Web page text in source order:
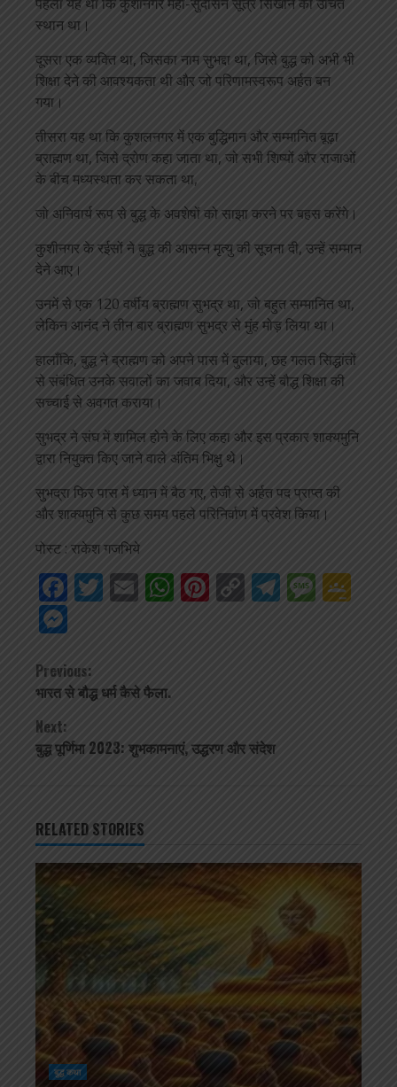
स्थान था।
दूसरा एक व्यक्ति था, जिसका नाम सुभद्दा था, जिसे बुद्ध को अभी भी
शिक्षा देने की आवश्यकता थी और जो परिणामस्वरूप अर्हत बन
गया।
तीसरा यह था कि कुशलनगर में एक बुद्धिमान और सम्मानित बूढ़ा
ब्राह्मण था, जिसे द्रोण कहा जाता था, जो सभी शिष्यों और राजाओं
के बीच मध्यस्थता कर सकता था,
जो अनिवार्य रूप से बुद्ध के अवशेषों को साझा करने पर बहस करेंगे।
कुशीनगर के रईसों ने बुद्ध की आसन्न मृत्यु की सूचना दी, उन्हें सम्मान
देने आए।
उनमें से एक 120 वर्षीय ब्राह्मण सुभद्र था, जो बहुत सम्मानित था,
लेकिन आनंद ने तीन बार ब्राह्मण सुभद्र से मुंह मोड़ लिया था।
हालाँकि, बुद्ध ने ब्राह्मण को अपने पास में बुलाया, छह गलत सिद्धांतों
से संबंधित उनके सवालों का जवाब दिया, और उन्हें बौद्ध शिक्षा की
सच्चाई से अवगत कराया।
सुभद्र ने संघ में शामिल होने के लिए कहा और इस प्रकार शाक्यमुनि
द्वारा नियुक्त किए जाने वाले अंतिम भिक्षु थे।
सुभद्रा फिर पास में ध्यान में बैठ गए, तेजी से अर्हत पद प्राप्त की
और शाक्यमुनि से कुछ समय पहले परिनिर्वाण में प्रवेश किया।
पोस्ट : राकेश गजभिये
Facebook
Twitter
EmailWhatsApp
Pinterest
Copy
Continue
Reading
Previous:
भारत से बौद्ध धर्म कैसे फैला.
Next:
बुद्ध पूर्णिमा 2023: शुभकामनाएं, उद्धरण और संदेश
RELATED STORIES
बुद्ध कथा